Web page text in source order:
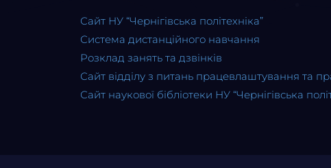
Сайт НУ “Чернігівська політехніка”
Система дистанційного навчання
Розклад занять та дзвінків
Сайт відділу з питань працевлаштування та
Сайт наукової бібліотеки НУ “Чернігівська